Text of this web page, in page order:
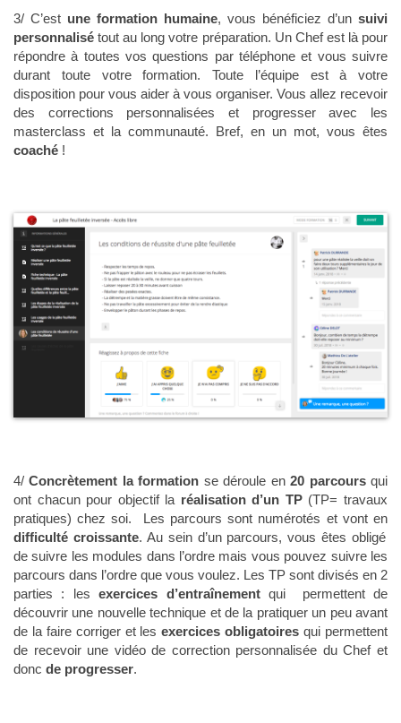
3/ C’est une formation humaine, vous bénéficiez d’un suivi
personnalisétout au long votre préparation. Un Chef est là pour
répondre à toutes vos questions par téléphone et vous suivre
durant toute votre formation. Toute l’équipe est à votre
disposition pour vous aider à vous organiser. Vous allez recevoir
des corrections personnalisées et progresser avec les
masterclass et la communauté. Bref, en un mot, vous êtes
coaché !
4/ Concrètement la formation se déroule en20 parcoursqui
ont chacun pour objectif la réalisation d’un TP(TP= travaux
pratiques) chez soi. Les parcours sont numérotés et vont en
difficulté croissante. Au sein d’un parcours, vous êtes obligé
de suivre les modules dans l’ordre mais vous pouvez suivre les
parcours dans l’ordre que vous voulez. Les TP sont divisés en 2
parties : lesexercices d’entraînementqui permettent de
découvrir une nouvelle technique et de la pratiquer un peu avant
de la faire corriger et lesexercices obligatoiresqui permettent
de recevoir une vidéo de correction personnalisée du Chef et
donc de progresser.